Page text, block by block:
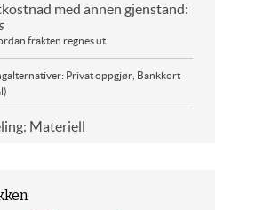
med annen gjenstand:
frakten regnes ut
Privat oppgjør, Bankkort
Materiell